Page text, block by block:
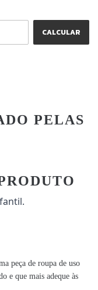
CALCULAR
PELAS
peça de roupa de uso
e que mais adeque às